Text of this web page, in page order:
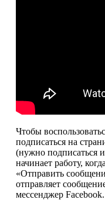
Чтобы
подписаться на
(нужно подписаться
начинает работу,
«Отправить
отправляет
мессенджер Facebook.